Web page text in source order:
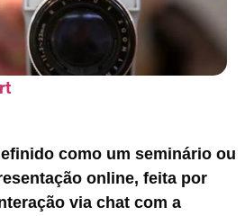
como um seminário ou
online, feita por
via chat com a